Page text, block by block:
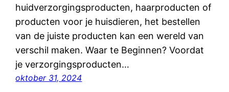
huidverzorgingsproducten, haarproducten of
producten voor je huisdieren, het bestellen
van de juiste producten kan een wereld van
verschil maken. Waar te Beginnen? Voordat
je verzorgingsproducten…
oktober 31, 2024